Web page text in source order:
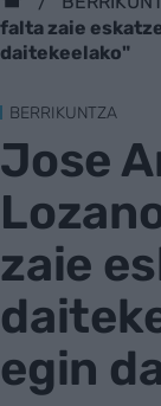
falta zaie
daitekeelako"
BERRIKUNTZA
Jose
zaie
egin